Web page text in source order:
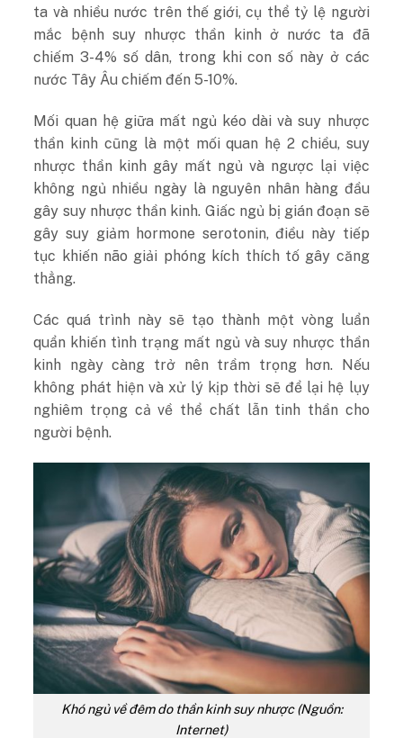
ta và nhiều nước trên thế giới, cụ thể tỷ lệ người
mắc bệnh suy nhược thần kinh ở nước ta đã
chiếm 3-4% số dân, trong khi con số này ở các
nước Tây Âu chiếm đến 5-10%.
Mối quan hệ giữa mất ngủ kéo dài và suy nhược
thần kinh cũng là một mối quan hệ 2 chiều, suy
nhược thần kinh gây mất ngủ và ngược lại việc
không ngủ nhiều ngày là nguyên nhân hàng đầu
gây suy nhược thần kinh. Giấc ngủ bị gián đoạn sẽ
gây suy giảm hormone serotonin, điều này tiếp
tục khiến não giải phóng kích thích tố gây căng
thẳng.
Các quá trình này sẽ tạo thành một vòng luẩn
quẩn khiến tình trạng mất ngủ và suy nhược thần
kinh ngày càng trở nên trầm trọng hơn. Nếu
không phát hiện và xử lý kịp thời sẽ để lại hệ lụy
nghiêm trọng cả về thể chất lẫn tinh thần cho
người bệnh.
Khó ngủ về đêm do thần kinh suy nhược (Nguồn:
Internet)